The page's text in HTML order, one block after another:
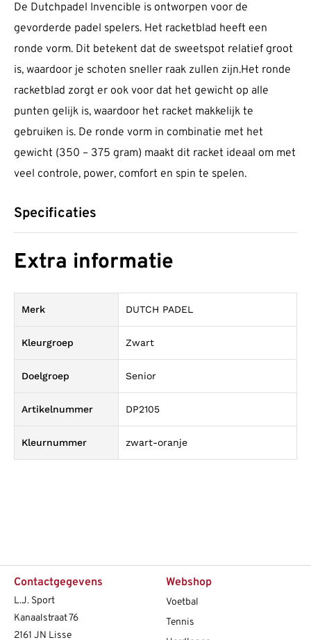
De Dutchpadel Invencible is ontworpen voor de
gevorderde padel spelers. Het racketblad heeft een
ronde vorm. Dit betekent dat de sweetspot relatief groot
is, waardoor je schoten sneller raak zullen zijn.Het ronde
racketblad zorgt er ook voor dat het gewicht op alle
punten gelijk is, waardoor het racket makkelijk te
gebruiken is. De ronde vorm in combinatie met het
gewicht (350 – 375 gram) maakt dit racket ideaal om met
veel controle, power, comfort en spin te spelen.
Specificaties
Extra informatie
Merk DUTCH PADEL
Kleurgroep Zwart
Doelgroep Senior
Artikelnummer DP2105
Kleurnummer zwart-oranje
Contactgegevens
L.J. Sport
Kanaalstraat 76
2161 JN Lisse
Webshop
Voetbal
Tennis